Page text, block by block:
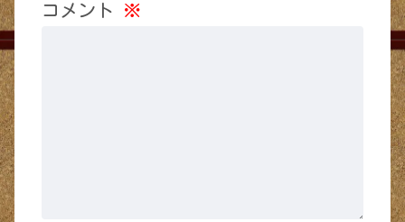
コメント ※